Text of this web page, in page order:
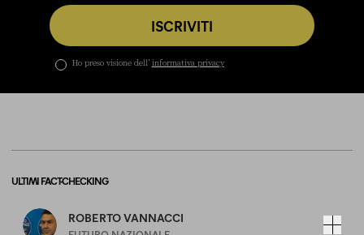
ISCRIVITI
Ho preso visione dell’ informativa privacy
ULTIMI FACT-CHECKING
ROBERTO VANNACCI